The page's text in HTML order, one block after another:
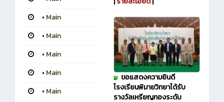
• Main
• Main
• Main
• Main
• Main
ขอแสดงความยินดี
โรงเรียนพิมายวิทยาได้รับ
รางวัลเหรียญทองระดับ